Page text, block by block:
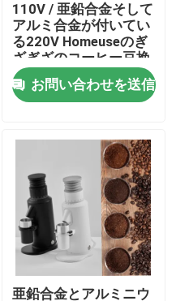
110V / 亜鉛合金そして
アルミ合金が付いてい
る220V Homeuseのぎ
ざぎざのコーヒー豆挽
器
お問い合わせを送信
亜鉛合金とアルミニウ